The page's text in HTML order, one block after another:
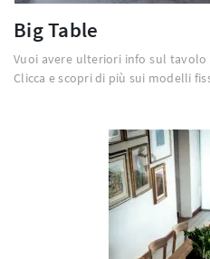
Big Table
Vuoi avere ulteriori info sul tavolo
Clicca e scopri di più sui modelli